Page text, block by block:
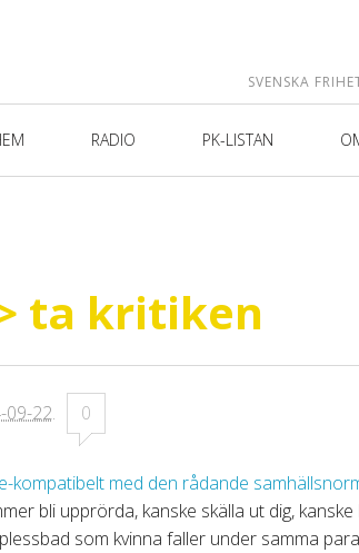
SVENSKA
RADIO PK-LISTAN
ta kritiken
09-22. 0
kompatibelt med den rådande
bli upprörda, kanske skälla ut dig,
som kvinna faller under samma